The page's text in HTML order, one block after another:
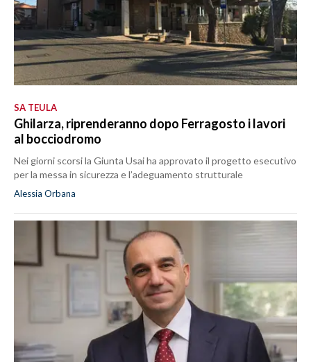
SA TEULA
Ghilarza, riprenderanno dopo Ferragosto i lavori
al bocciodromo
Nei giorni scorsi la Giunta Usai ha approvato il progetto esecutivo
per la messa in sicurezza e l’adeguamento strutturale
Alessia Orbana